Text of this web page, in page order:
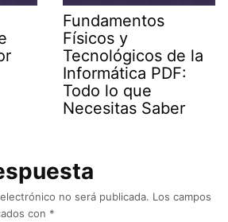
Fundamentos
Físicos y
Tecnológicos de la
Informática PDF:
Todo lo que
Necesitas Saber
no será publicada. Los campos
con *